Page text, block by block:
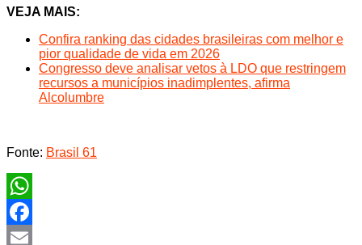
VEJA MAIS:
Confira ranking das cidades brasileiras com melhor e
pior qualidade de vida em 2026
Congresso deve analisar vetos à LDO que restringem
recursos a municípios inadimplentes, afirma
Alcolumbre
Fonte: Brasil 61
WhatsApp
Facebook